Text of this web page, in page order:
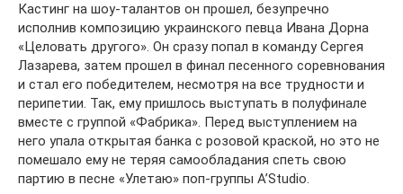
Кастинг на шоу-талантов он прошел, безупречно
исполнив композицию украинского певца Ивана Дорна
«Целовать другого». Он сразу попал в команду Сергея
Лазарева, затем прошел в финал песенного соревнования
и стал его победителем, несмотря на все трудности и
перипетии. Так, ему пришлось выступать в полуфинале
вместе с группой «Фабрика». Перед выступлением на
него упала открытая банка с розовой краской, но это не
помешало ему не теряя самообладания спеть свою
партию в песне «Улетаю» поп-группы A’Studio.